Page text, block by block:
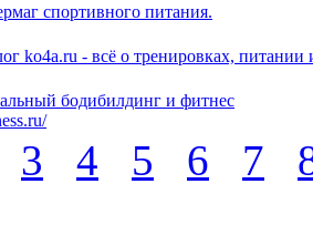
спортивного питания.
ko4a.ru - всё о тренировках, питании
бодибилдинг и фитнес
3 4 5 6 7